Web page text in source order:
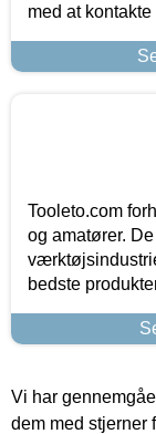
med at
Tooleto.com
og amatører.
bedste
Vi har
dem med stjerner